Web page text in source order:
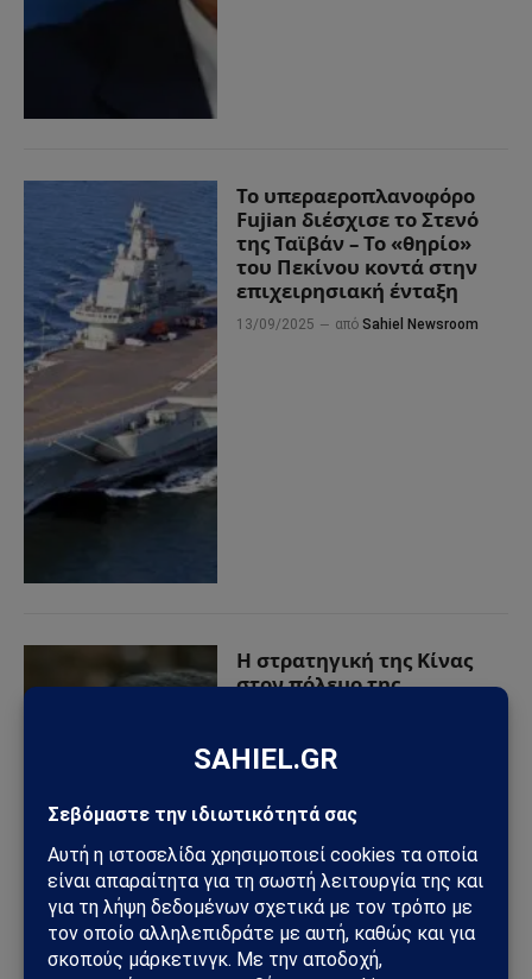
Το υπεραεροπλανοφόρο
Fujian διέσχισε το Στενό
της Ταϊβάν – Το «θηρίο»
του Πεκίνου κοντά στην
επιχειρησιακή ένταξη
13/09/2025 από Sahiel Newsroom
Η στρατηγική της Κίνας
στον πόλεμο της
γεωπολιτικό σκάκι